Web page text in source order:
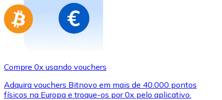
Ir para a loja de cartões-presente
Compre 0x usando vouchers
Adquira vouchers Bitnovo em mais de 40.000 pontos
físicos na Europa e troque-os por 0x pelo aplicativo.